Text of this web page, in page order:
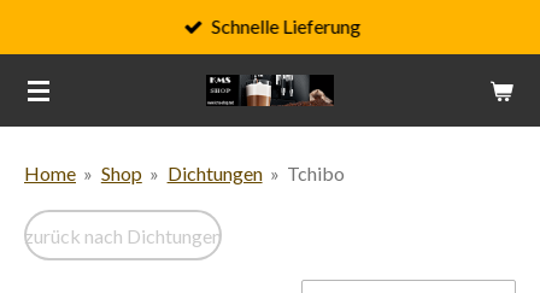
Hauptinhalt
springen
Schnelle Lieferung
Home » Shop » Dichtungen » Tchibo
zurück nach Dichtungen